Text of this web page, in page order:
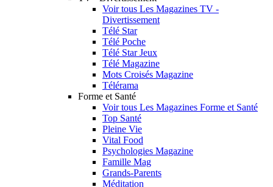
Voir tous Les Magazines TV -
Divertissement
Télé Star
Télé Poche
Télé Star Jeux
Télé Magazine
Mots Croisés Magazine
Télérama
Forme et Santé
Voir tous Les Magazines Forme et Santé
Top Santé
Pleine Vie
Vital Food
Psychologies Magazine
Famille Mag
Grands-Parents
Méditation